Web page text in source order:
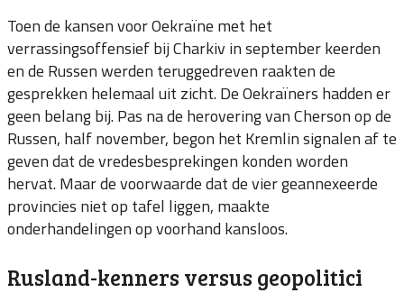
Toen de kansen voor Oekraïne met het
verrassingsoffensief bij Charkiv in september keerden
en de Russen werden teruggedreven raakten de
gesprekken helemaal uit zicht. De Oekraïners hadden er
geen belang bij. Pas na de herovering van Cherson op de
Russen, half november, begon het Kremlin signalen af te
geven dat de vredesbesprekingen konden worden
hervat. Maar de voorwaarde dat de vier geannexeerde
provincies niet op tafel liggen, maakte
onderhandelingen op voorhand kansloos.
Rusland-kenners versus geopolitici